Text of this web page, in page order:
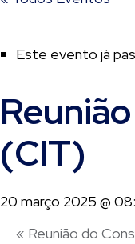
Este evento já
(CIT)
20 março 2025 @
« Reunião do